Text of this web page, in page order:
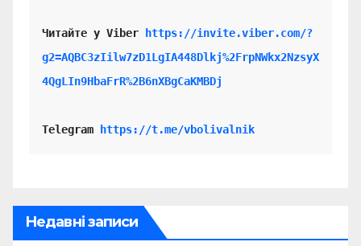
Читайте у Viber
https://invite.viber.com/?
g2=AQBC3zIilw7zD1LgIA448Dlkj%2FrpNWkx2NzsyX
4QgLIn9HbaFrR%2B6nXBgCaKMBDj
Telegram https://t.me/vbolivalnik
Недавні записи